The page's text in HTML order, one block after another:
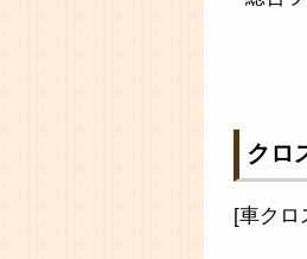
クロ
[車クロ